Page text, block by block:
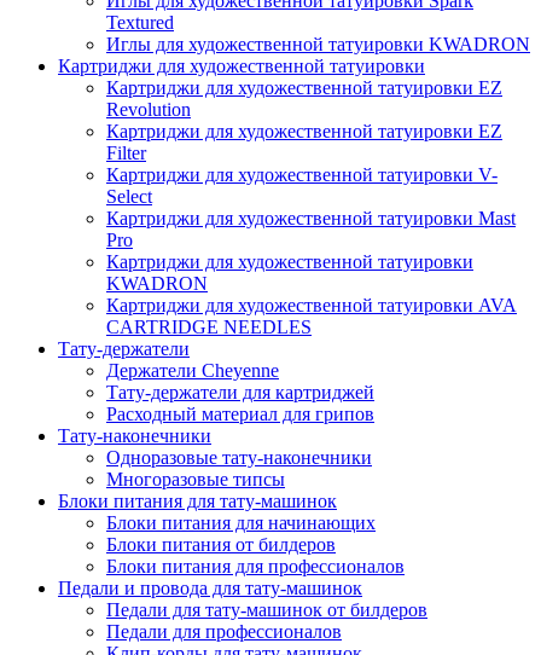
Textured
Иглы для художественной татуировки KWADRON
Картриджи для художественной татуировки
Картриджи для художественной татуировки EZ
Revolution
Картриджи для художественной татуировки EZ
Filter
Картриджи для художественной татуировки V-
Select
Картриджи для художественной татуировки Mast
Pro
Картриджи для художественной татуировки
KWADRON
Картриджи для художественной татуировки AVA
CARTRIDGE NEEDLES
Тату-держатели
Держатели Cheyenne
Тату-держатели для картриджей
Расходный материал для грипов
Тату-наконечники
Одноразовые тату-наконечники
Многоразовые типсы
Блоки питания для тату-машинок
Блоки питания для начинающих
Блоки питания от билдеров
Блоки питания для профессионалов
Педали и провода для тату-машинок
Педали для тату-машинок от билдеров
Педали для профессионалов